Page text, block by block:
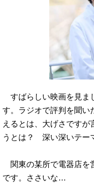
すばらしい映画を見ま
す。ラジオで評判を聞い
えるとは、大げさです
うとは？ 深い深いテー
関東の某所で電器店を
です。ささいな…